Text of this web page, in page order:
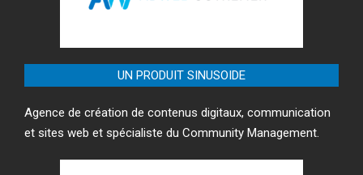
UN PRODUIT SINUSOIDE
Agence de création de contenus digitaux, communication
et sites web et spécialiste du Community Management.